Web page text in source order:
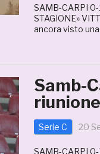
SAMB-CARPI 0-
STAGIONE»
ancora visto
Samb-
Serie C 20
SAMB-CARPI 0-